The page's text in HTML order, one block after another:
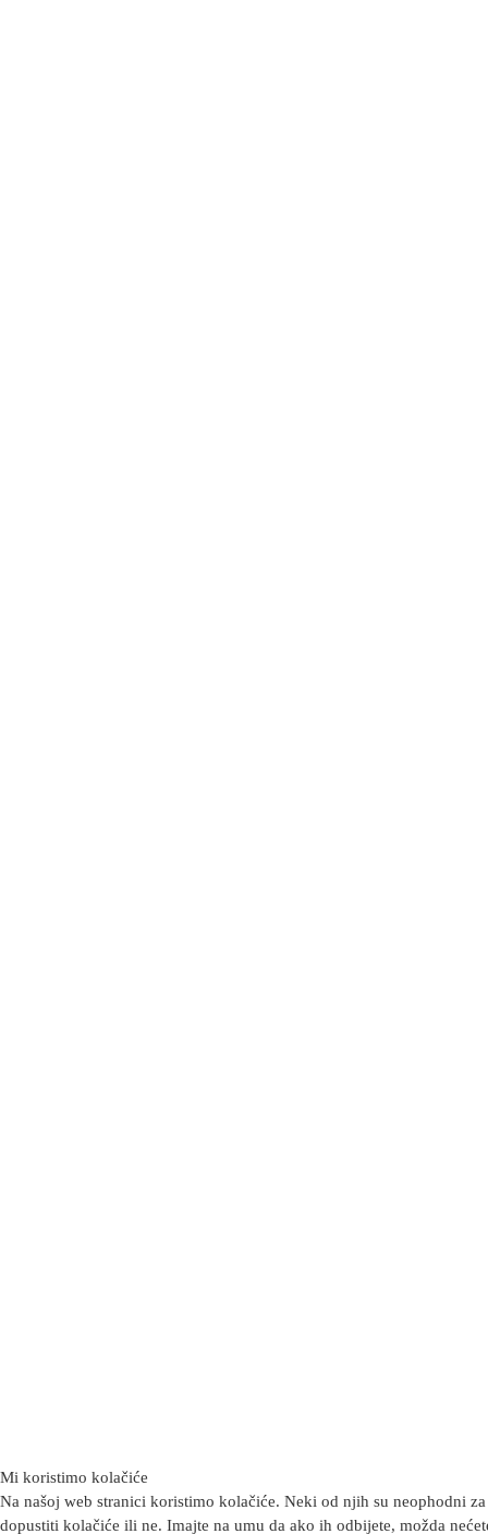
Mi koristimo kolačiće
Na našoj web stranici koristimo kolačiće. Neki od njih su neophodni
dopustiti kolačiće ili ne. Imajte na umu da ako ih odbijete, možda